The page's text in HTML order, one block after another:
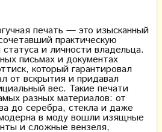
печать — это изысканный
практическую
и личности владельца.
письмах и документах
который гарантировал
от вскрытия и придавал
вес. Такие печати
разных материалов: от
до серебра, стекла и даже
в моду вошли изящные
и сложные вензеля,